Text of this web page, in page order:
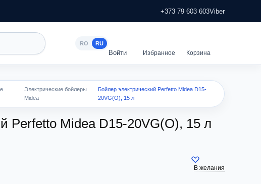
+373 79 603 603Viber
RO RU
Электрические бойлеры
Midea
Бойлер электрический Perfetto Midea D15-
20VG(O), 15 л
Perfetto Midea D15-20VG(O), 15 л
В желания